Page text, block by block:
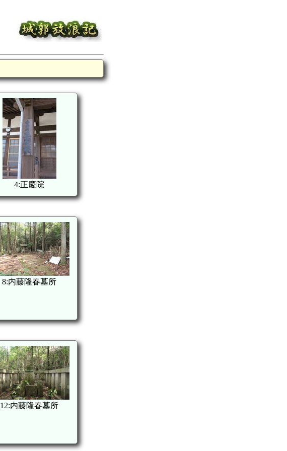
4:正慶院
8:内藤隆春墓所
12:内藤隆春墓所